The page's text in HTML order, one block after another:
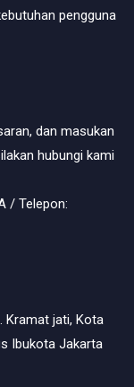
pengguna
dan masukan
hubungi kami
/ Telepon:
Kramat jati, Kota
Ibukota Jakarta